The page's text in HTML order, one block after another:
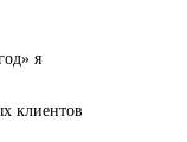
я
клиентов